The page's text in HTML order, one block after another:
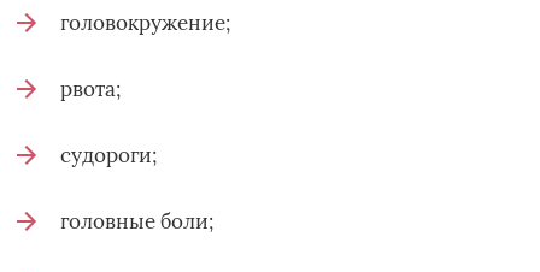
головокружение;
рвота;
судороги;
головные боли;